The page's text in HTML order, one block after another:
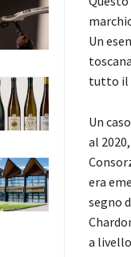
Un
tutto il
Un
al
era
segno
a